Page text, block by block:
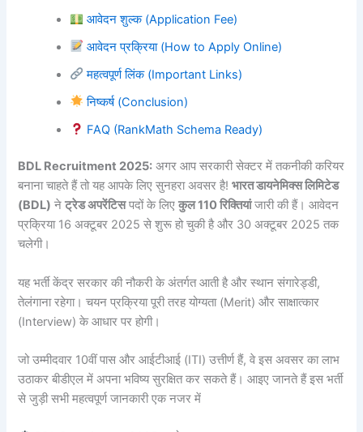
आवेदन शुल्क (Application Fee)
आवेदन प्रक्रिया (How to Apply Online)
महत्वपूर्ण लिंक (Important Links)
निष्कर्ष (Conclusion)
FAQ (RankMath Schema Ready)
BDL Recruitment 2025: अगर आप सरकारी सेक्टर में तकनीकी करियर
बनाना चाहते हैं तो यह आपके लिए सुनहरा अवसर है!भारत डायनेमिक्स लिमिटेड
(BDL) नेट्रेड अपरेंटिसपदों के लिएकुल 110 रिक्तियांजारी की हैं। आवेदन
प्रक्रिया 16 अक्टूबर 2025 से शुरू हो चुकी है और 30 अक्टूबर 2025 तक
चलेगी।
यह भर्ती केंद्र सरकार की नौकरी के अंतर्गत आती है और स्थान संगारेड्डी,
तेलंगाना रहेगा। चयन प्रक्रिया पूरी तरह योग्यता (Merit) और साक्षात्कार
(Interview) के आधार पर होगी।
जो उम्मीदवार 10वीं पास और आईटीआई (ITI) उत्तीर्ण हैं, वे इस अवसर का लाभ
उठाकर बीडीएल में अपना भविष्य सुरक्षित कर सकते हैं। आइए जानते हैं इस भर्ती
से जुड़ी सभी महत्वपूर्ण जानकारी एक नजर में